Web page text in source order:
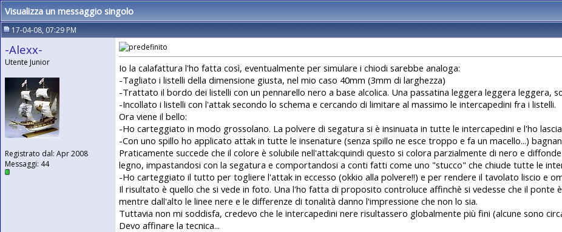
Visualizza un messaggio singolo
17-04-08, 07:29 PM
-Alexx-
Utente Junior
Registrato dal: Apr 2008
Messaggi: 44
Io la calafattura l'ho fatta così, eventualmente per simulare i chiodi sarebbe analoga:
-Tagliato i listelli della dimensione giusta, nel mio caso 40mm (3mm di larghezza)
-Trattato il bordo dei listelli con un pennarello nero a base alcolica. Una passatina leggera leggera leggera,
-Incollato i listelli con l'attak secondo lo schema e cercando di limitare al massimo le intercapedini fra i listelli.
Ora viene il bello:
-Ho carteggiato in modo grossolano. La polvere di segatura si è insinuata in tutte le intercapedini e l'ho
-Con uno spillo ho applicato attak in tutte le insenature (senza spillo ne esce troppo e fa un macello...)
Praticamente succede che il colore è solubile nell'attak:quindi questo si colora parzialmente di nero e
legno, impastandosi con la segatura e comportandosi a conti fatti come uno "stucco" che chiude tutte le
-Ho carteggiato il tutto per togliere l'attak in eccesso (okkio alla polvere!!) e per rendere il tavolato liscio e
Il risultato è quello che si vede in foto. Una l'ho fatta di proposito controluce affinchè si vedesse che il
mentre dall'alto le linee nere e le differenze di tonalità danno l'impressione che non lo sia.
Tuttavia non mi soddisfa, credevo che le intercapedini nere risultassero globalmente più fini (alcune sono
Devo affinare la tecnica...